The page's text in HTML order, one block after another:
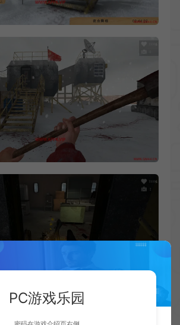
PC游戏乐园